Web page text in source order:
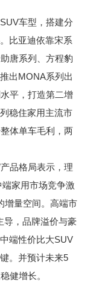
车型，搭建分
比亚迪依靠宋系
唐系列、方程豹
出MONA系列出
平，打造第二增
稳住家用主流市
体单车毛利，两
品格局表示，理
家用市场竞争激
增量空间。高端市
导，品牌溢价与豪
端性价比大SUV
。并预计未来5
健增长。